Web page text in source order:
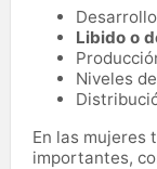
Libido o
Niveles de
En las mujeres
importantes,